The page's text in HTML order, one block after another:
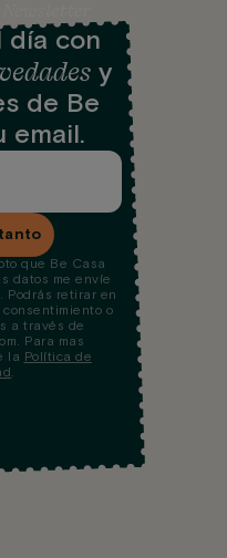
día con
y
de Be
email.
que Be Casa
datos me envíe
Podrás retirar en
o
a través de
Para mas
la Política de
.